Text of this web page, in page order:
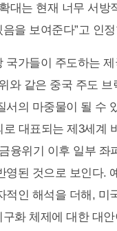
대는 현재 너무 서
을 보여준다”고 인
국가들이 주도하는
와 같은 중국 주도
서의 마중물이 될 수
대표되는 제3세계
융위기 이후 일부
영된 것으로 보인다.
적인 해석을 더해, 미
화 체제에 대한 대